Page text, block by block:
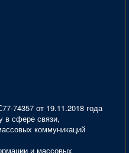
74357 от 19.11.2018 года
в сфере связи,
коммуникаций
и массовых